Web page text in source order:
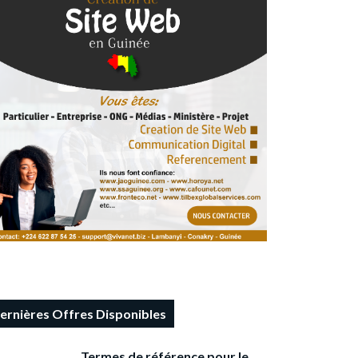
Offres Disponibles